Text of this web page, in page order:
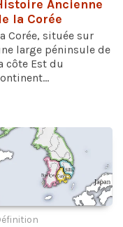
Ancienne
la Corée
Corée, située sur
large péninsule de
côte Est du